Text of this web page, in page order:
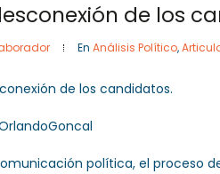
de los
En Análisis Político,
de los candidatos.
política, el proceso